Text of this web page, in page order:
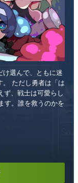
け選んで、ともに迷
ただし勇者は「は
ず、戦士は可愛らし
す。誰を救うのかを